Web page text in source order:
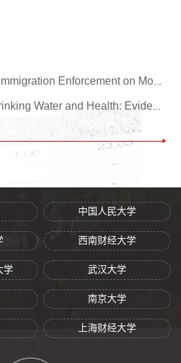
on Mobility andAvoidance Behavior: Evidence from 287(g) Agreements（经济理论与政策前沿第十六讲）
Health: Evidence from Jackson, Mississippi（经济理论与政策前沿第十五讲）
中国人民大学
西南财经大学
学 武汉大学
南京大学
上海财经大学